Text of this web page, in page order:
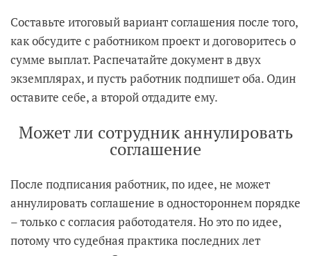
Составьте итоговый вариант соглашения после того,
как обсудите с работником проект и договоритесь о
сумме выплат. Распечатайте документ в двух
экземплярах, и пусть работник подпишет оба. Один
оставите себе, а второй отдадите ему.
Может ли сотрудник аннулировать
соглашение
После подписания работник, по идее, не может
аннулировать соглашение в одностороннем порядке
– только с согласия работодателя. Но это по идее,
потому что судебная практика последних лет